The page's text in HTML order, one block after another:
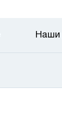
Наши